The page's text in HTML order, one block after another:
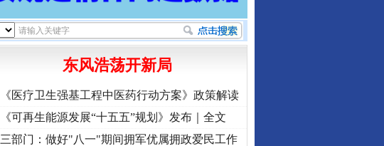
东风浩荡开新局
《医疗卫生强基工程中医药行动方案》政策解读
《可再生能源发展“十五五”规划》发布｜全文
三部门：做好"八一"期间拥军优属拥政爱民工作